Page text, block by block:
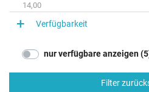
14,00
Verfügbarkeit
nur verfügbare anzeigen
Filter